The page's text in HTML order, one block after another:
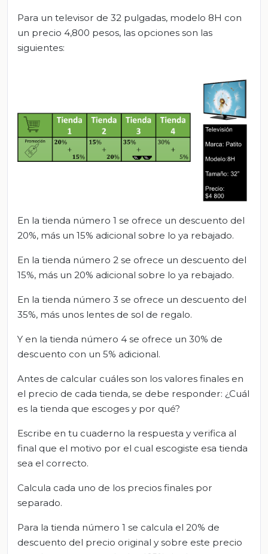
Para un televisor de 32 pulgadas, modelo 8H con
un precio 4,800 pesos, las opciones son las
siguientes:
En la tienda número 1 se ofrece un descuento del
20%, más un 15% adicional sobre lo ya rebajado.
En la tienda número 2 se ofrece un descuento del
15%, más un 20% adicional sobre lo ya rebajado.
En la tienda número 3 se ofrece un descuento del
35%, más unos lentes de sol de regalo.
Y en la tienda número 4 se ofrece un 30% de
descuento con un 5% adicional.
Antes de calcular cuáles son los valores finales en
el precio de cada tienda, se debe responder: ¿Cuál
es la tienda que escoges y por qué?
Escribe en tu cuaderno la respuesta y verifica al
final que el motivo por el cual escogiste esa tienda
sea el correcto.
Calcula cada uno de los precios finales por
separado.
Para la tienda número 1 se calcula el 20% de
descuento del precio original y sobre este precio